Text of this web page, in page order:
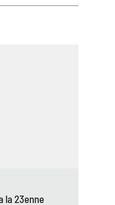
la 23enne